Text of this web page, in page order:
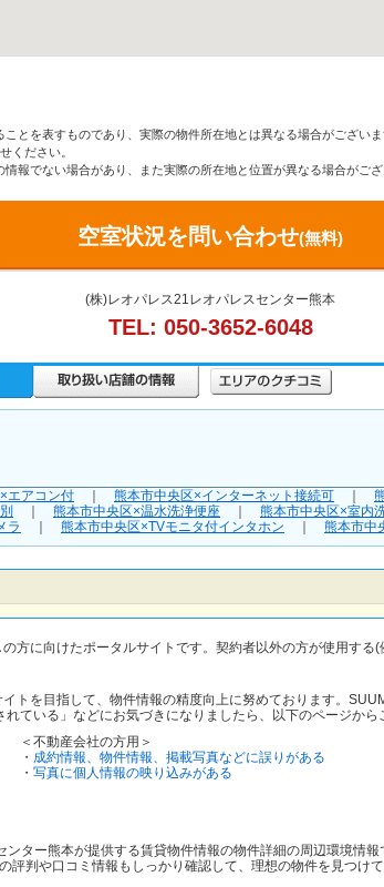
とを表すものであり、実際の物件所在地とは異なる場合がございま
ください。
報でない場合があり、また実際の所在地と位置が異なる場合がござ
空室状況を問い合わせ(無料)
(株)レオパレス21レオパレスセンター熊本
TEL: 050-3652-6048
エアコン付 熊本市中央区×インターネット接続可
熊本市中央区×温水洗浄便座 熊本市中央区×室内
ラ 熊本市中央区×TVモニタ付インタホン 熊本市中
方に向けたポータルサイトです。契約者以外の方が使用す
トを目指して、物件情報の精度向上に努めております。
ている」などにお気づきになりましたら、以下のページから
＜不動産会社の方用＞
・ 成約情報、物件情報、掲載写真などに誤りがある
・ 写真に個人情報の映り込みがある
ター熊本が提供する賃貸物件情報の物件詳細の周辺環境情
判や口コミ情報もしっかり確認して、理想の物件を見つけて